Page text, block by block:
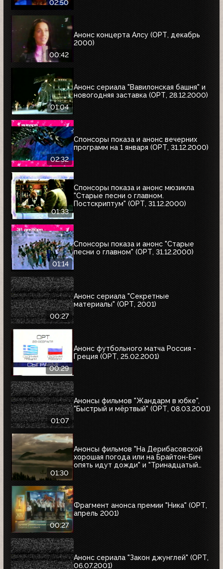
02:50
00:42
Анонс концерта Алсу (ОРТ, декабрь
2000)
01:04
Анонс сериала "Вавилонская башня" и
новогодняя заставка (ОРТ, 28.12.2000)
02:32
Спонсоры показа и анонс вечерних
программ на 1 января (ОРТ, 31.12.2000)
01:33
Спонсоры показа и анонс мюзикла
"Старые песни о главном.
Постскриптум" (ОРТ, 31.12.2000)
01:14
Спонсоры показа и анонс "Старые
песни о главном" (ОРТ, 31.12.2000)
00:27
Анонс сериала "Секретные
материалы" (ОРТ, 2001)
00:29
Анонс футбольного матча Россия -
Греция (ОРТ, 25.02.2001)
01:07
Анонсы фильмов "Жандарм в юбке",
"Быстрый и мёртвый" (ОРТ, 08.03.2001)
01:30
Анонсы фильмов "На Дерибасовской
хорошая погода или на Брайтон-Бич
опять идут дожди" и "Тринадцатый
00:27
Фрагмент анонса премии "Ника" (ОРТ,
апрель 2001)
Анонс сериала "Закон джунглей" (ОРТ,
06.07.2001)